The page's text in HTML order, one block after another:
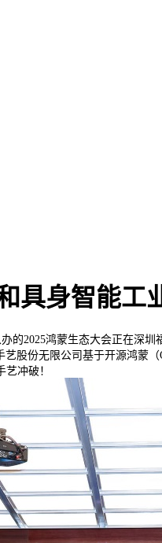
具身智能工
2025鸿蒙生态大会正在深
股份无限公司基于开源鸿
冲破！